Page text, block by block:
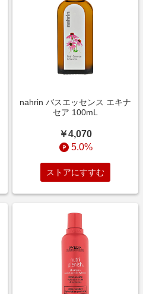
nahrin バスエッセンス エキナ
セア 100mL
￥4,070
5.0%
ストアにすすむ